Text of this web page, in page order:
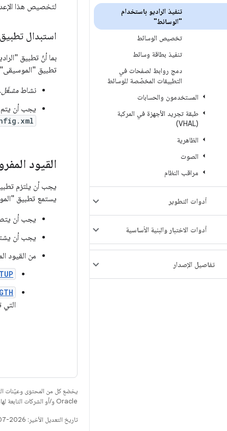
تنفيذ الراديو باستخدام
"الوسائط"
تخصيص الوسائط
تنفيذ بطاقة وسائط
دمج روابط لصفحات في
التطبيقات المخصّصة للوسائط
المستخدمون والحسابات
طبقة تجريد الأجهزة في المركبة
(VHAL)
الظاهرية
الصوت
مراقب النظام
أدوات التطوير
أدوات الاختبار والبنية الأساسية
تفاصيل الإصدار
لتخصيص هذا
استبدال تطبيق
بما أنّ تطبيق
تطبيق
نشاط مشغّل.
يجب أن يتم
القيود
يجب أن يلتزم
يستمع تطبيق
يجب أن
يجب أن
من القيود
يخضع كل من المحتوى وعيّنات
Oracle و/أو الشركات التابعة لها.
تاريخ التعديل الأخير: 2026-07-07 (حسب التوقيت العالمي المتفَّق عليه)